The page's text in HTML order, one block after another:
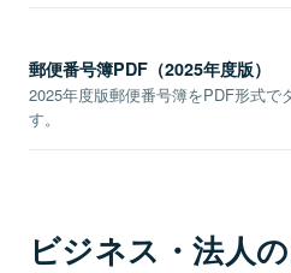
郵便番号簿PDF（2025年度版）
2025年度版郵便番号簿をPDF形式で
す。
ビジネス・法人